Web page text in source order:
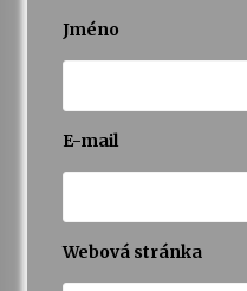
Jméno
E-mail
Webová stránka